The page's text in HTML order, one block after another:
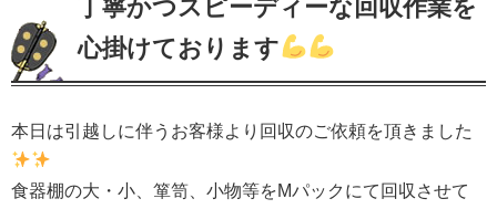
丁寧かつスピーディーな回収作業を
心掛けております
本日は引越しに伴うお客様より回収のご依頼を頂きました
食器棚の大・小、箪笥、小物等をMパックにて回収させて